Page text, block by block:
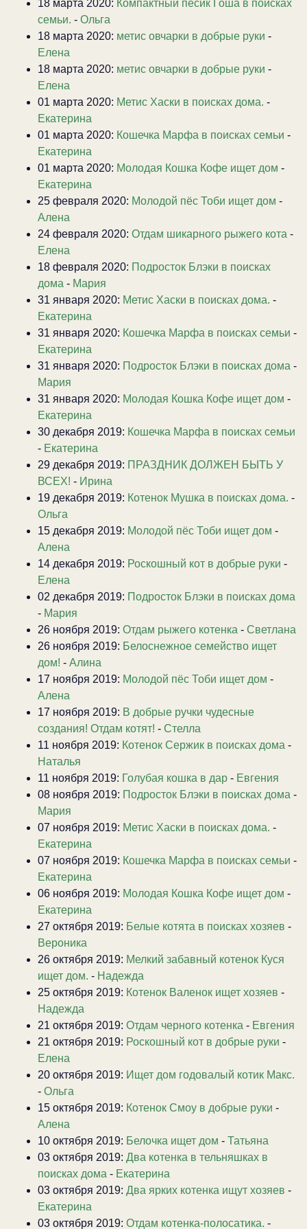
18 марта 2020: Компактный песик Гоша в поисках
семьи. - Ольга
18 марта 2020: метис овчарки в добрые руки -
Елена
18 марта 2020: метис овчарки в добрые руки -
Елена
01 марта 2020: Метис Хаски в поисках дома. -
Екатерина
01 марта 2020: Кошечка Марфа в поисках семьи -
Екатерина
01 марта 2020: Молодая Кошка Кофе ищет дом -
Екатерина
25 февраля 2020: Молодой пёс Тоби ищет дом -
Алена
24 февраля 2020: Отдам шикарного рыжего кота -
Елена
18 февраля 2020: Подросток Блэки в поисках
дома - Мария
31 января 2020: Метис Хаски в поисках дома. -
Екатерина
31 января 2020: Кошечка Марфа в поисках семьи -
Екатерина
31 января 2020: Подросток Блэки в поисках дома -
Мария
31 января 2020: Молодая Кошка Кофе ищет дом -
Екатерина
30 декабря 2019: Кошечка Марфа в поисках семьи
- Екатерина
29 декабря 2019: ПРАЗДНИК ДОЛЖЕН БЫТЬ У
ВСЕХ! - Ирина
19 декабря 2019: Котенок Мушка в поисках дома. -
Ольга
15 декабря 2019: Молодой пёс Тоби ищет дом -
Алена
14 декабря 2019: Роскошный кот в добрые руки -
Елена
02 декабря 2019: Подросток Блэки в поисках дома
- Мария
26 ноября 2019: Отдам рыжего котенка - Светлана
26 ноября 2019: Белоснежное семейство ищет
дом! - Алина
17 ноября 2019: Молодой пёс Тоби ищет дом -
Алена
17 ноября 2019: В добрые ручки чудесные
создания! Отдам котят! - Стелла
11 ноября 2019: Котенок Сержик в поисках дома -
Наталья
11 ноября 2019: Голубая кошка в дар - Евгения
08 ноября 2019: Подросток Блэки в поисках дома -
Мария
07 ноября 2019: Метис Хаски в поисках дома. -
Екатерина
07 ноября 2019: Кошечка Марфа в поисках семьи -
Екатерина
06 ноября 2019: Молодая Кошка Кофе ищет дом -
Екатерина
27 октября 2019: Белые котята в поисках хозяев -
Вероника
26 октября 2019: Мелкий забавный котенок Куся
ищет дом. - Надежда
25 октября 2019: Котенок Валенок ищет хозяев -
Надежда
21 октября 2019: Отдам черного котенка - Евгения
21 октября 2019: Роскошный кот в добрые руки -
Елена
20 октября 2019: Ищет дом годовалый котик Макс.
- Ольга
15 октября 2019: Котенок Смоу в добрые руки -
Алена
10 октября 2019: Белочка ищет дом - Татьяна
03 октября 2019: Два котенка в тельняшках в
поисках дома - Екатерина
03 октября 2019: Два ярких котенка ищут хозяев -
Екатерина
03 октября 2019: Отдам котенка-полосатика. -